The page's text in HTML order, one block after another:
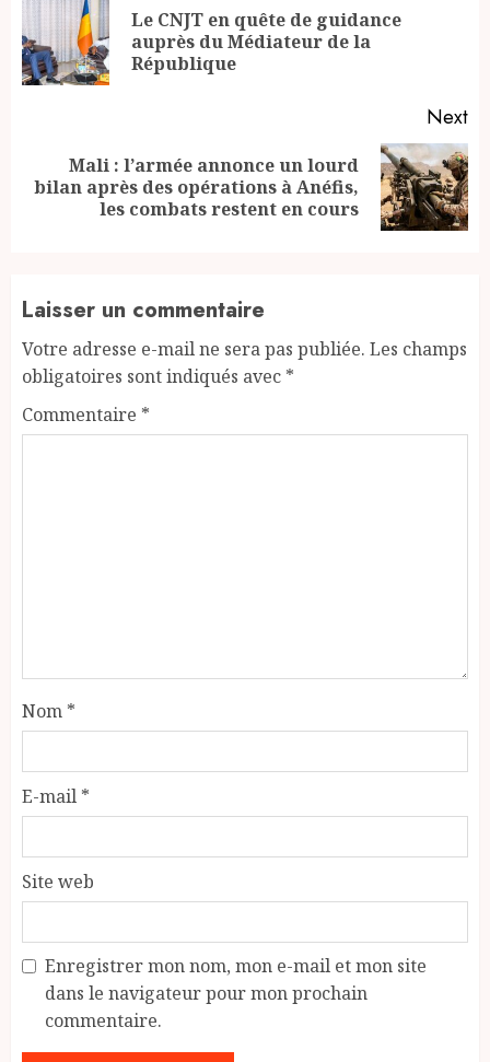
ReadingLe CNJT en quête de guidance
auprès du Médiateur de la
République
Next
Next
Mali : l’armée annonce un lourd
bilan après des opérations à Anéfis,
les combats restent en cours
Laisser un commentaire
Votre adresse e-mail ne sera pas publiée. Les champs
obligatoires sont indiqués avec *
Commentaire *
Nom *
E-mail *
Site web
Enregistrer mon nom, mon e-mail et mon site
dans le navigateur pour mon prochain
commentaire.